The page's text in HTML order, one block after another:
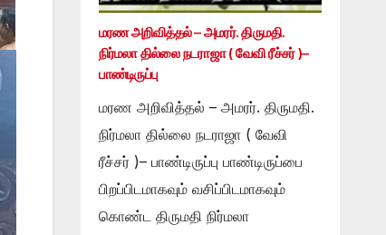
மரண அறிவித்தல் – அமரர். திருமதி.
நிர்மலா தில்லை நடராஜா ( வேவி ரீச்சர் )–
பாண்டிருப்பு
மரண அறிவித்தல் – அமரர். திருமதி.
நிர்மலா தில்லை நடராஜா ( வேவி
ரீச்சர் )– பாண்டிருப்பு பாண்டிருப்பை
பிறப்பிடமாகவும் வசிப்பிடமாகவும்
கொண்ட திருமதி நிர்மலா